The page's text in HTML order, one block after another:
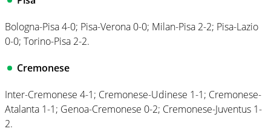
Bologna-Pisa 4-0; Pisa-Verona 0-0; Milan-Pisa 2-2; Pisa-Lazio
0-0; Torino-Pisa 2-2.
Cremonese
Inter-Cremonese 4-1; Cremonese-Udinese 1-1; Cremonese-
Atalanta 1-1; Genoa-Cremonese 0-2; Cremonese-Juventus 1-
2.